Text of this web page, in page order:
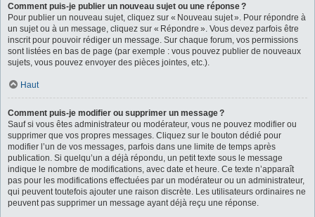
Comment puis-je publier un nouveau sujet ou une réponse ?
Pour publier un nouveau sujet, cliquez sur « Nouveau sujet ». Pour répondre à
un sujet ou à un message, cliquez sur « Répondre ». Vous devez parfois être
inscrit pour pouvoir rédiger un message. Sur chaque forum, vos permissions
sont listées en bas de page (par exemple : vous pouvez publier de nouveaux
sujets, vous pouvez envoyer des pièces jointes, etc.).
Haut
Comment puis-je modifier ou supprimer un message ?
Sauf si vous êtes administrateur ou modérateur, vous ne pouvez modifier ou
supprimer que vos propres messages. Cliquez sur le bouton dédié pour
modifier l’un de vos messages, parfois dans une limite de temps après
publication. Si quelqu’un a déjà répondu, un petit texte sous le message
indique le nombre de modifications, avec date et heure. Ce texte n’apparaît
pas pour les modifications effectuées par un modérateur ou un administrateur,
qui peuvent toutefois ajouter une raison discrète. Les utilisateurs ordinaires ne
peuvent pas supprimer un message ayant déjà reçu une réponse.